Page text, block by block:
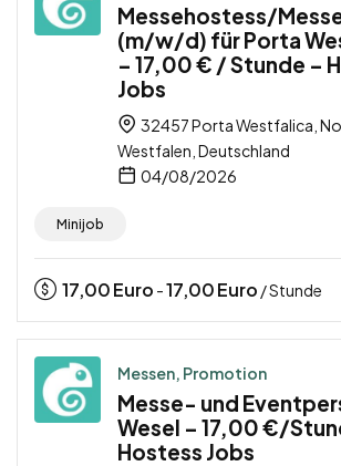
Messehostess/
(m/w/d) für Porta
– 17,00 € / Stunde –
Jobs
32457 Porta Westfalica,
Westfalen, Deutschland
04/08/2026
Minijob
17,00Euro -17,00Euro / Stunde
Messen, Promotion
Messe- und
Wesel – 17,00 €/
Hostess Jobs